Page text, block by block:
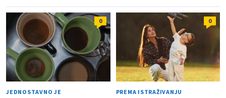
0
JEDNOSTAVNO JE
0
PREMA ISTRAŽIVANJU